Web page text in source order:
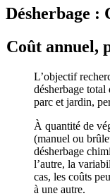
Désherbage :
Coût annuel,
L’objectif
désherbage total
parc et jardin,
À quantité de
(manuel ou
désherbage
l’autre, la
cas, les coûts
à une autre.